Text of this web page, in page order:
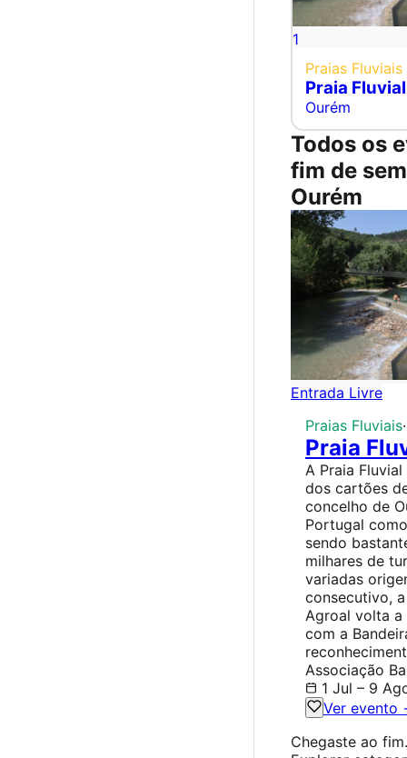
1
Praias Fluviais
Praia
Ourém
Todos os
fim de
Ourém
Entrada Livre
Praias Fluviais·
Praia
A Praia
dos cartões
concelho de
Portugal
sendo
milhares de
variadas
consecutivo,
Agroal volta
com a
Associação
1 Jul – 9
Ver evento
Chegaste ao fim.